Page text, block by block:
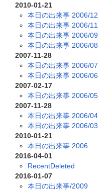
2010-01-21
本日の出来事 2006/12
本日の出来事 2006/11
本日の出来事 2006/09
本日の出来事 2006/08
2007-11-28
本日の出来事 2006/07
本日の出来事 2006/06
2007-02-17
本日の出来事 2006/05
2007-11-28
本日の出来事 2006/04
本日の出来事 2006/03
2010-01-21
本日の出来事 2006
2016-04-01
RecentDeleted
2016-01-07
本日の出来事/2009